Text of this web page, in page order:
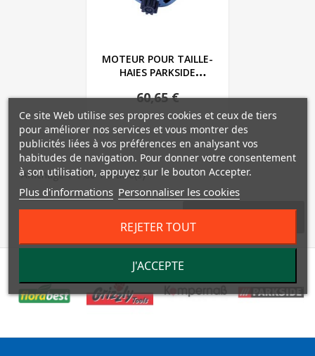
MOTEUR POUR TAILLE-
HAIES PARKSIDE
60,65 €
Affichage 1-1 de 1 article(s)
Ce site Web utilise ses propres cookies et ceux de tiers
pour améliorer nos services et vous montrer des
publicités liées à vos préférences en analysant vos
habitudes de navigation. Pour donner votre consentement
à son utilisation, appuyez sur le bouton Accepter.
Plus d'informations Personnaliser les cookies
REJETER TOUT
J'ACCEPTE